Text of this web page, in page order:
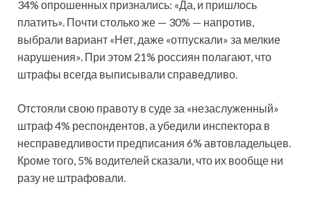
34% опрошенных признались: «Да, и пришлось
платить». Почти столько же — 30% — напротив,
выбрали вариант «Нет, даже «отпускали» за мелкие
нарушения». При этом 21% россиян полагают, что
штрафы всегда выписывали справедливо.
Отстояли свою правоту в суде за «незаслуженный»
штраф 4% респондентов, а убедили инспектора в
несправедливости предписания 6% автовладельцев.
Кроме того, 5% водителей сказали, что их вообще ни
разу не штрафовали.